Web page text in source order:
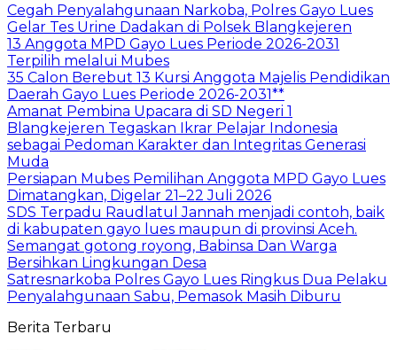
Cegah Penyalahgunaan Narkoba, Polres Gayo Lues
Gelar Tes Urine Dadakan di Polsek Blangkejeren
13 Anggota MPD Gayo Lues Periode 2026-2031
Terpilih melalui Mubes
35 Calon Berebut 13 Kursi Anggota Majelis Pendidikan
Daerah Gayo Lues Periode 2026-2031**
Amanat Pembina Upacara di SD Negeri 1
Blangkejeren Tegaskan Ikrar Pelajar Indonesia
sebagai Pedoman Karakter dan Integritas Generasi
Muda
Persiapan Mubes Pemilihan Anggota MPD Gayo Lues
Dimatangkan, Digelar 21–22 Juli 2026
SDS Terpadu Raudlatul Jannah menjadi contoh, baik
di kabupaten gayo lues maupun di provinsi Aceh.
Semangat gotong royong, Babinsa Dan Warga
Bersihkan Lingkungan Desa
Satresnarkoba Polres Gayo Lues Ringkus Dua Pelaku
Penyalahgunaan Sabu, Pemasok Masih Diburu
Berita Terbaru